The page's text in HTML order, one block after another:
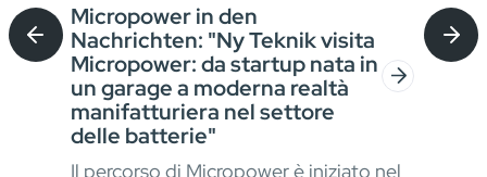
Micropower in den
Nachrichten: "Ny Teknik visita
Micropower: da startup nata in
un garage a moderna realtà
manifatturiera nel settore
delle batterie"
Il percorso di Micropower è iniziato nel
für